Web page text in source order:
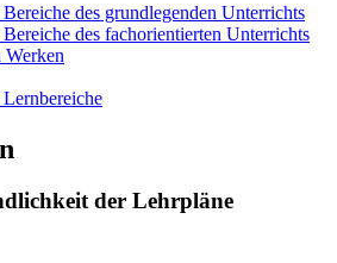
des grundlegenden Unterrichts
des fachorientierten Unterrichts
der Lehrpläne